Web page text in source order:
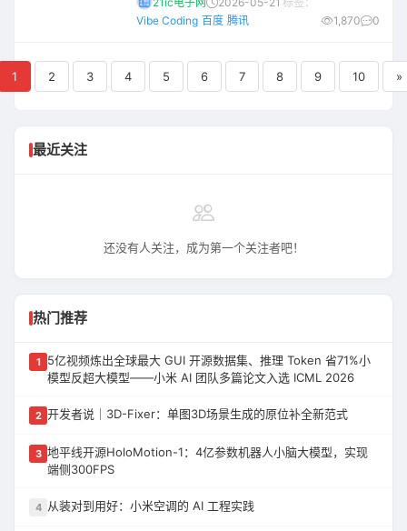
及灵感共创平台」，简单来说，就是用户说需
度秒哒这类 Vibe Coding 应用早已经在市场上
流行。不过，它们生成的应用通常仅支持在内
Vibe Coding 百度 腾讯 1,870 0
1 2 3 4 5 6 7 8 9 10 »
最近关注
还没有人关注，成为第一个关注者吧！
热门推荐
1
5亿视频炼出全球最大 GUI 开源数据集、推理 Token 省71%小
模型反超大模型——小米 AI 团队多篇论文入选 ICML 2026
2 开发者说｜3D-Fixer：单图3D场景生成的原位补全新范式
3 地平线开源HoloMotion-1：4亿参数机器人小脑大模型，实现
端侧300FPS
4 从装对到用好：小米空调的 AI 工程实践